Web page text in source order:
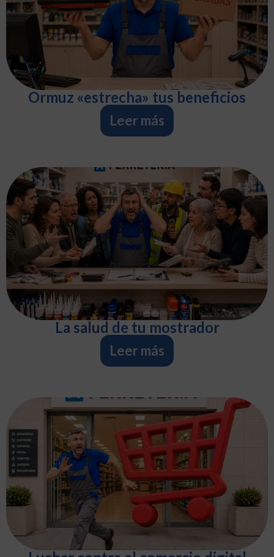
Ormuz «estrecha» tus beneficios
Leer más
La salud de tu mostrador
Leer más